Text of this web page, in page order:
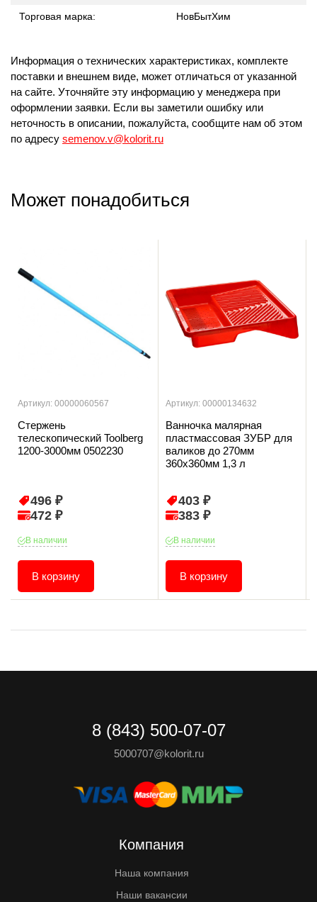
Торговая марка: НовБытХим
Информация о технических характеристиках, комплекте
поставки и внешнем виде, может отличаться от указанной
на сайте. Уточняйте эту информацию у менеджера при
оформлении заявки. Если вы заметили ошибку или
неточность в описании, пожалуйста, сообщите нам об этом
по адресу semenov.v@kolorit.ru
Может понадобиться
Артикул: 00000060567
Стержень
телескопический Toolberg
1200-3000мм 0502230
496 ₽
472 ₽
В наличии
В корзину
Артикул: 00000134632
Ванночка малярная
пластмассовая ЗУБР для
валиков до 270мм
360х360мм 1,3 л
403 ₽
383 ₽
В наличии
В корзину
8 (843) 500-07-07
5000707@kolorit.ru
Компания
Наша компания
Наши вакансии